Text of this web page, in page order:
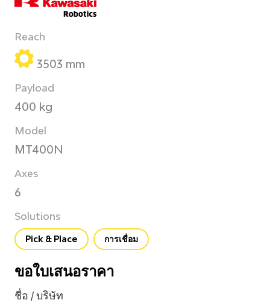
Reach
3503 mm
Payload
400 kg
Model
MT400N
Axes
6
Solutions
Pick & Place การเชื่อม
ขอใบเสนอราคา
ชื่อ / บริษัท